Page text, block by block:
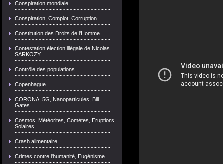
Conspiration mondiale
Conspiration, Complot, Corruption
Constitution des Droits de l'Homme
Contestation élection illégale de Nicolas
SARKOZY
Contrôle des populations
Copenhague
CORONA, 5G, Nanoparticules, Bill
Gates
Cosmos, Météorites, Comètes, Eruptions
Solaires,
Crash alimentaire
Crimes contre l'humanité, Eugénisme